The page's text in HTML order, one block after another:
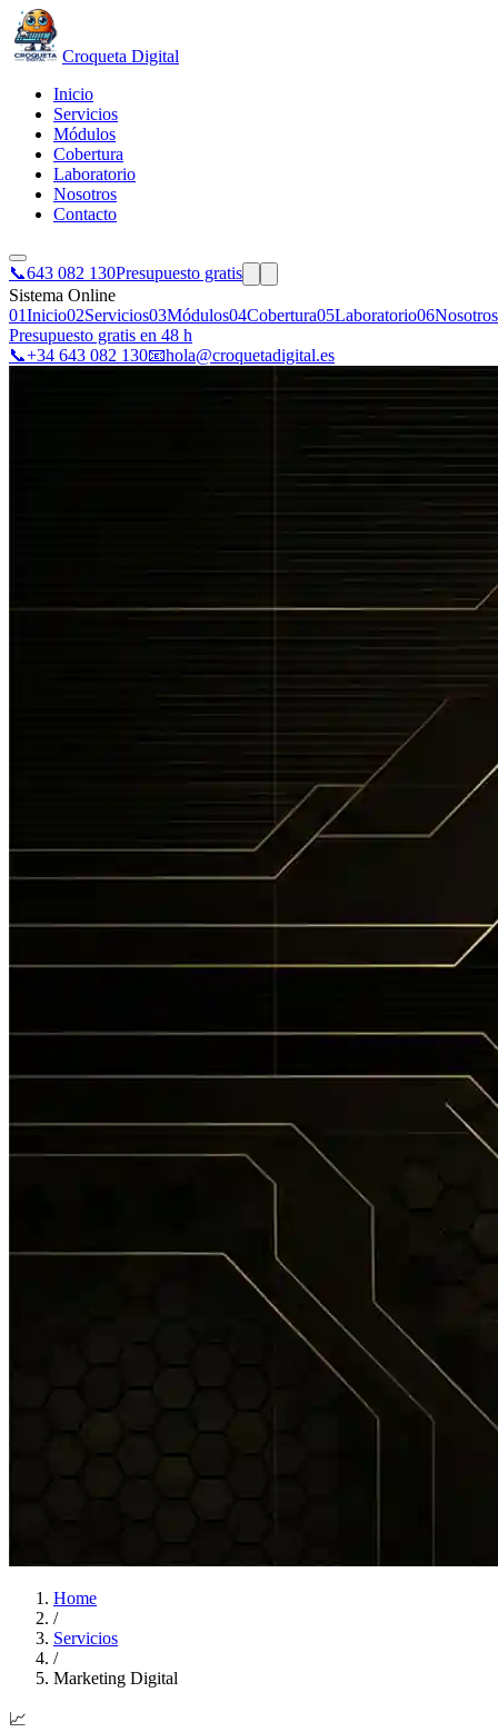
Croqueta Digital
Inicio
Servicios
Módulos
Cobertura
Laboratorio
Nosotros
Contacto
📞643 082 130Presupuesto gratis
Sistema Online
01Inicio02Servicios03Módulos04Cobertura05Laboratorio06Nosotros
Presupuesto gratis en 48 h
📞+34 643 082 130📧hola@croquetadigital.es
Home
/
Servicios
/
Marketing Digital
📈